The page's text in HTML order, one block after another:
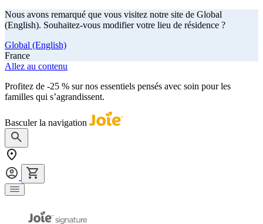
Nous avons remarqué que vous visitez notre site de Global
(English). Souhaitez-vous modifier votre lieu de résidence ?
Global (English)
France
Allez au contenu
Profitez de -25 % sur nos essentiels pensés avec soin pour les
familles qui s’agrandissent.
Basculer la navigation